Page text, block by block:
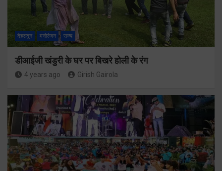
देहरादून मनोरंजन राज्य
डीआईजी खंडुरी के घर पर बिखरे होली के रंग
4 years ago Girish Gairola